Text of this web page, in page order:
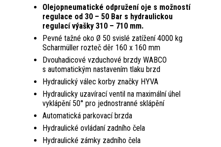
Olejopneumatické odpružení oje s mož­ností
regulace od 30 – 50 Bar s hydraulic­kou
regulací výašky 310 – 710 mm.
Pevné tažné oko Ø 50 svislé zatížení 4000 kg
Scharmüller rozteč děr 160 x 160 mm
Dvouhadicové vzduchové brzdy WABCO
s automatickým nastavením tlaku brzd
Hydraulický válec korby značky HYVA
Hydraulicky uzavírací ventil na maximální úhel
vyklápění 50° pro jednostranné sklápění
Automatická parkovací brzda
Hydraulické ovládaní zadního čela
Hydraulické zámky zadního čela